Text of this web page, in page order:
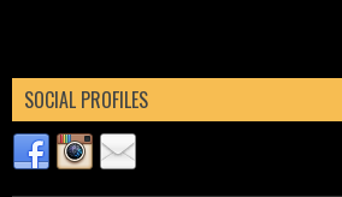
SOCIAL PROFILES